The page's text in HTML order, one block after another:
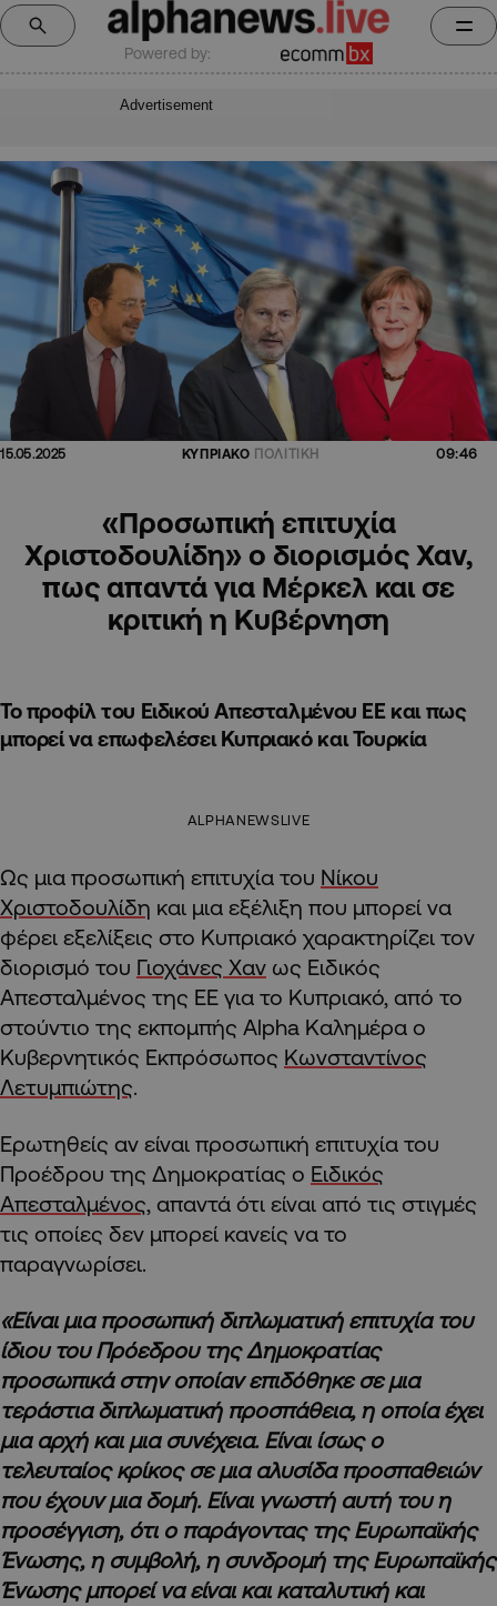
Powered by:
Advertisement
15.05.2025 ΚΥΠΡΙΑΚΟ ΠΟΛΙΤΙΚΗ 09:46
«Προσωπική επιτυχία
Χριστοδουλίδη» ο διορισμός Χαν,
πως απαντά για Μέρκελ και σε
κριτική η Κυβέρνηση
Το προφίλ του Ειδικού Απεσταλμένου ΕΕ και πως
μπορεί να επωφελέσει Κυπριακό και Τουρκία
ALPHANEWSLIVE
Ως μια προσωπική επιτυχία του Νίκου
Χριστοδουλίδη και μια εξέλιξη που μπορεί να
φέρει εξελίξεις στο Κυπριακό χαρακτηρίζει τον
διορισμό του Γιοχάνες Χαν ως Ειδικός
Απεσταλμένος της ΕΕ για το Κυπριακό, από το
στούντιο της εκπομπής Alpha Καλημέρα ο
Κυβερνητικός Εκπρόσωπος Κωνσταντίνος
Λετυμπιώτης.
Ερωτηθείς αν είναι προσωπική επιτυχία του
Προέδρου της Δημοκρατίας ο Ειδικός
Απεσταλμένος, απαντά ότι είναι από τις στιγμές
τις οποίες δεν μπορεί κανείς να το
παραγνωρίσει.
«Είναι μια προσωπική διπλωματική επιτυχία του
ίδιου του Πρόεδρου της Δημοκρατίας
προσωπικά στην οποίαν επιδόθηκε σε μια
τεράστια διπλωματική προσπάθεια, η οποία έχει
μια αρχή και μια συνέχεια. Είναι ίσως ο
τελευταίος κρίκος σε μια αλυσίδα προσπαθειών
που έχουν μια δομή. Είναι γνωστή αυτή του η
προσέγγιση, ότι ο παράγοντας της Ευρωπαϊκής
Ένωσης, η συμβολή, η συνδρομή της Ευρωπαϊκής
Ένωσης μπορεί να είναι και καταλυτική και